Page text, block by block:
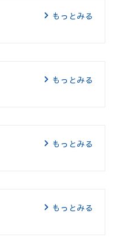
もっとみる
もっとみる
もっとみる
もっとみる